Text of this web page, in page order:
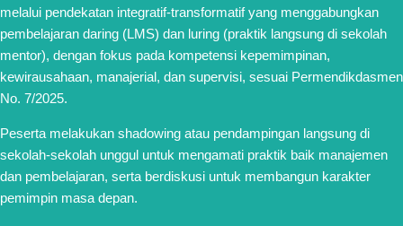
melalui pendekatan integratif-transformatif yang menggabungkan
pembelajaran daring (LMS) dan luring (praktik langsung di sekolah
mentor), dengan fokus pada kompetensi kepemimpinan,
kewirausahaan, manajerial, dan supervisi, sesuai Permendikdasmen
No. 7/2025.
Peserta melakukan shadowing atau pendampingan langsung di
sekolah-sekolah unggul untuk mengamati praktik baik manajemen
dan pembelajaran, serta berdiskusi untuk membangun karakter
pemimpin masa depan.